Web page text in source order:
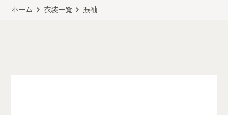
ホーム 衣装一覧 振袖